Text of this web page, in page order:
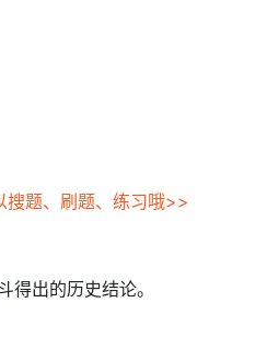
搜题、刷题、练习哦>>
出的历史结论。